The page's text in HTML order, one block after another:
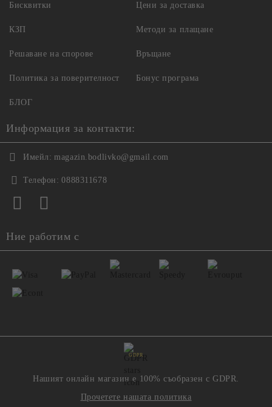
Бисквитки
КЗП
Решаване на спорове
Политика за поверителност
Цени за доставка
Методи за плащане
Връщане
Бонус програма
БЛОГ
Информация за контакти:
Имейл: magazin.bodlivko@gmail.com
Телефон: 0888311678
Ние работим с
GDPR
Нашият онлайн магазин е 100% съобразен с GDPR.
Прочетете нашата политика